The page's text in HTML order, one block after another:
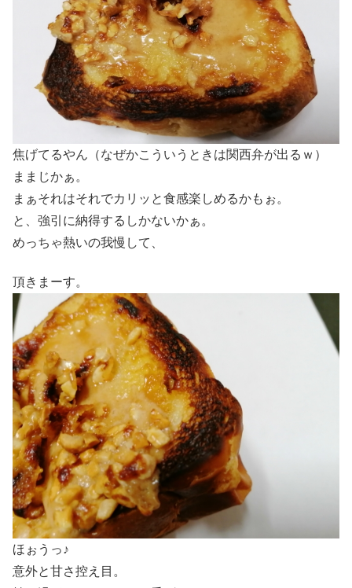
焦げてるやん（なぜかこういうときは関西弁が出るｗ）
ままじかぁ。
まぁそれはそれでカリッと食感楽しめるかもぉ。
と、強引に納得するしかないかぁ。
めっちゃ熱いの我慢して、
頂きまーす。
ほぉうっ♪
意外と甘さ控え目。